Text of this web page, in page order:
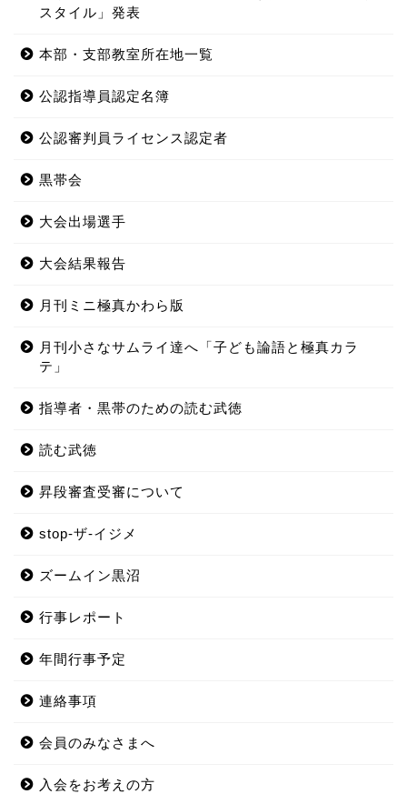
スタイル」発表
本部・支部教室所在地一覧
公認指導員認定名簿
公認審判員ライセンス認定者
黒帯会
大会出場選手
大会結果報告
月刊ミニ極真かわら版
月刊小さなサムライ達へ「子ども論語と極真カラ
テ」
指導者・黒帯のための読む武徳
読む武徳
昇段審査受審について
stop-ザ-イジメ
ズームイン黒沼
行事レポート
年間行事予定
連絡事項
会員のみなさまへ
入会をお考えの方